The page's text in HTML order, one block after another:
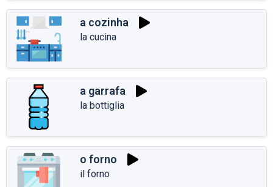
a cozinha
la cucina
a garrafa
la bottiglia
o forno
il forno